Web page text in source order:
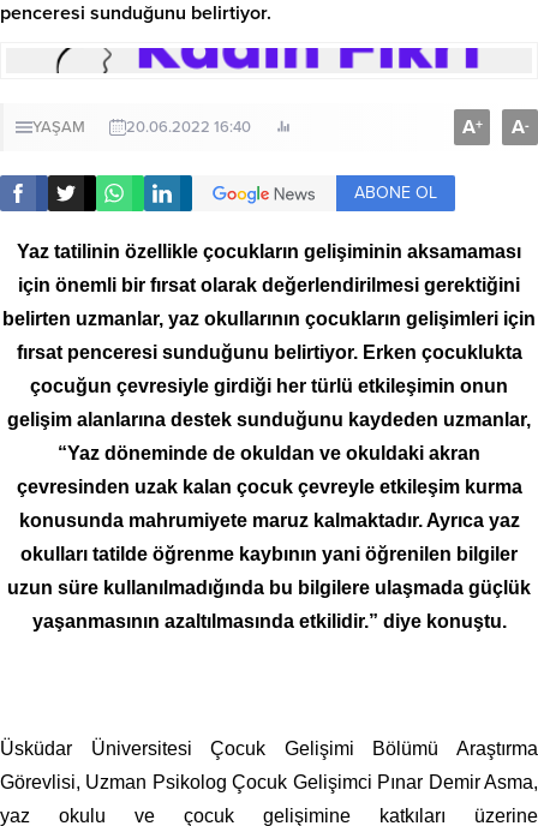
penceresi sunduğunu belirtiyor.
YAŞAM 20.06.2022 16:40 A+ A-
ABONE OL
Yaz tatilinin özellikle çocukların gelişiminin aksamaması
için önemli bir fırsat olarak değerlendirilmesi gerektiğini
belirten uzmanlar, yaz okullarının çocukların gelişimleri için
fırsat penceresi sunduğunu belirtiyor. Erken çocuklukta
çocuğun çevresiyle girdiği her türlü etkileşimin onun
gelişim alanlarına destek sunduğunu kaydeden uzmanlar,
“Yaz döneminde de okuldan ve okuldaki akran
çevresinden uzak kalan çocuk çevreyle etkileşim kurma
konusunda mahrumiyete maruz kalmaktadır. Ayrıca yaz
okulları tatilde öğrenme kaybının yani öğrenilen bilgiler
uzun süre kullanılmadığında bu bilgilere ulaşmada güçlük
yaşanmasının azaltılmasında etkilidir.” diye konuştu.
Üsküdar Üniversitesi Çocuk Gelişimi Bölümü Araştırma
Görevlisi, Uzman Psikolog Çocuk Gelişimci Pınar Demir Asma,
yaz okulu ve çocuk gelişimine katkıları üzerine